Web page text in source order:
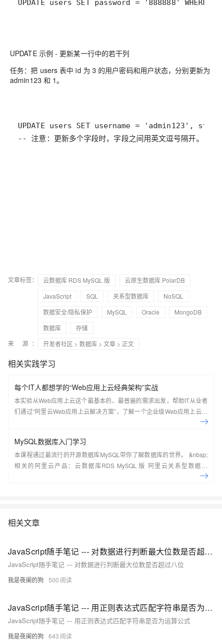
UPDATE users SET password = '888888' WHERE
UPDATE 示例 - 更新某一行中的若干列
任务：把 users 表中 id 为 3 的用户密码和用户状态，分别更新为
admin123 和 1。
-- 注意：更新多个字段时，字段之间用英文逗号隔开。
文章标签： 云数据库 RDS MySQL 版
云原生数据库 PolarDB
JavaScript
SQL 关系型数据库
NoSQL
数据安全/隐私保护
MySQL Oracle
MongoDB
数据库
存储
来 源：
开发者社区 > 数据库 > 文章 > 正文
相关实践学习
每个IT人都想学的“Web应用上云经典架构”实战
本实验从Web应用上云这个最基本的、最普遍的需求出发，帮助IT从业者
们通过“阿里云Web应用上云解决方案”，了解一个企业级Web应用上云的
MySQL数据库入门学习
本课程通过最流行的开源数据库MySQL带你了解数据库的世界。 &nbsp;
相关的阿里云产品：云数据库RDS MySQL 版 阿里云关系型数据库
RDS（Relational Database Service）是一种稳定可靠、可弹性伸缩的在
相关文章
JavaScript随手笔记 --- 对数据进行判断最大位数是否超过八位
JavaScript随手笔记 --- 对数据进行判断最大位数是否超过八位
我是夜阑的狗 500
JavaScript随手笔记 --- 用正则表达式匹配字符串是否为运算公式
JavaScript随手笔记 --- 用正则表达式匹配字符串是否为运算公式
我是夜阑的狗 643